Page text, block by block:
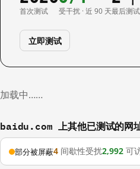
首次测试 受干扰 · 近 90 天最后测试
立即测试
加载中……
baidu.com 上其他已测试的网
部分被屏蔽4 间歇性受扰2,992 可